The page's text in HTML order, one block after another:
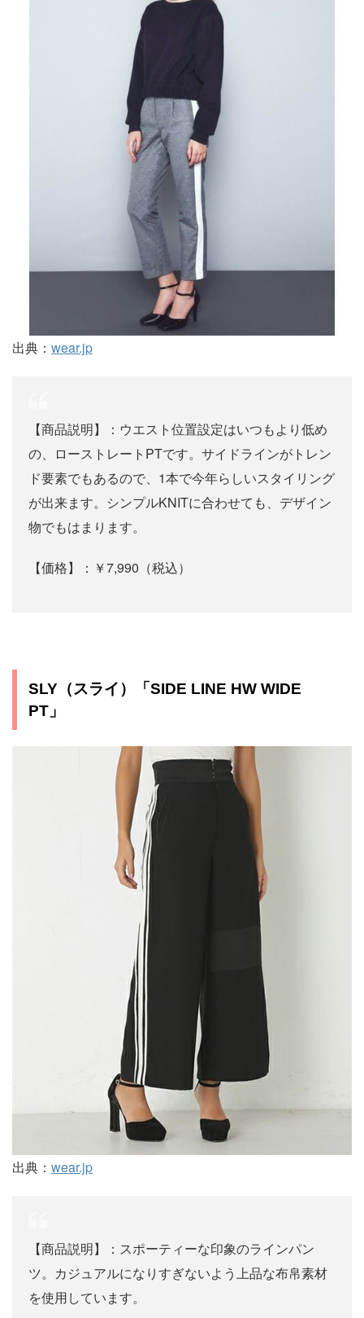
出典： wear.jp
【商品説明】：ウエスト位置設定はいつもより低め
の、ローストレートPTです。サイドラインがトレン
ド要素でもあるので、1本で今年らしいスタイリング
が出来ます。シンプルKNITに合わせても、デザイン
物でもはまります。
【価格】：￥7,990（税込）
SLY（スライ）「SIDE LINE HW WIDE
PT」
出典： wear.jp
【商品説明】：スポーティーな印象のラインパン
ツ。カジュアルになりすぎないよう上品な布帛素材
を使用しています。